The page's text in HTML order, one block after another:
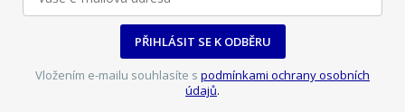
PŘIHLÁSIT SE K ODBĚRU
Vložením e-mailu souhlasíte s podmínkami ochrany osobních
údajů.